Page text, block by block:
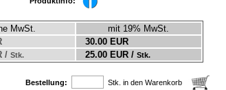
MwSt. mit 19% MwSt.
30.00 EUR
/ Stk. 25.00 EUR / Stk.
Bestellung: Stk. in den Warenkorb